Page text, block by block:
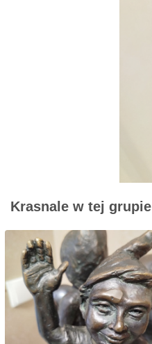
Krasnale w tej grupie